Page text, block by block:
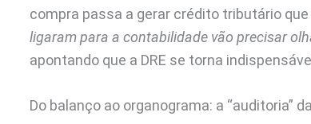
compra passa a gerar crédito tributário
ligaram para a contabilidade vão precisar
apontando que a DRE se torna
Do balanço ao organograma: a “auditoria”